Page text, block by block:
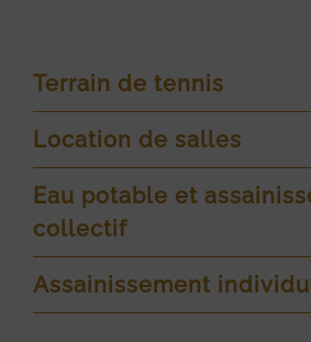
Terrain de tennis
Location de salles
Eau potable et
collectif
Assainissement